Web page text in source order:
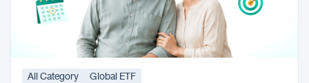
All Category Global ETF